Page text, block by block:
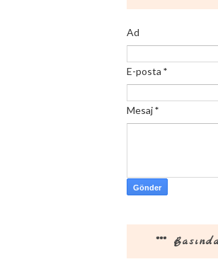
Ad
E-posta *
Mesaj*
***